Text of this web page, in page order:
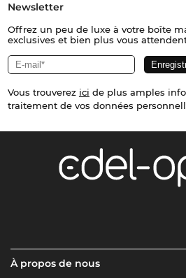
Newsletter
Offrez un peu de luxe à votre boîte
exclusives et bien plus vous
Vous trouverez ici de plus amples
traitement de vos données
À propos de nous